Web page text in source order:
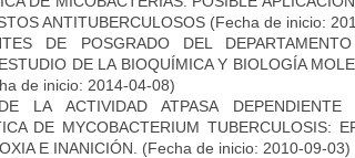
ANTITUBERCULOSOS (Fecha de inicio:
DE POSGRADO DEL
DE LA BIOQUÍMICA Y BIOLOGÍA
de inicio: 2014-04-08)
LA ACTIVIDAD ATPASA
DE MYCOBACTERIUM TUBERCULOSIS:
E INANICIÓN.
(Fecha de inicio: 2010-09-03)